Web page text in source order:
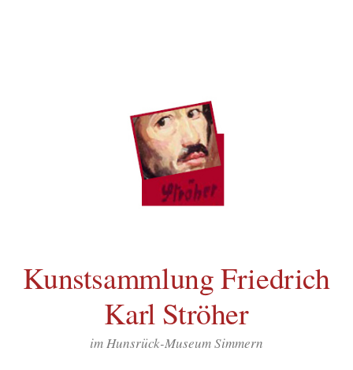
Kunstsammlung Friedrich
Karl Ströher
im Hunsrück-Museum Simmern